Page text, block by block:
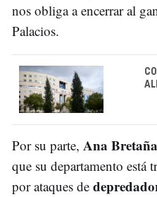
nos obliga a encerrar al
Palacios.
Por su parte, Ana Bretaña
que su departamento está
por ataques de